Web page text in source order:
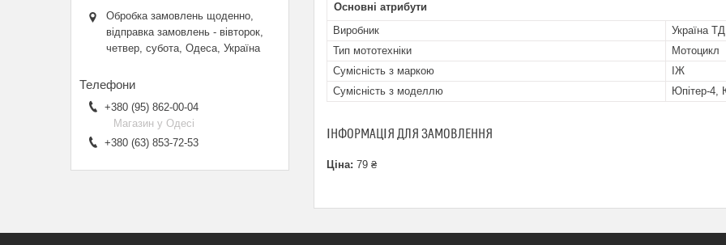
Основні атрибути
Виробник
Україна ТД
Тип мототехніки
Мотоцикл
Сумісність з маркою
ІЖ
Сумісність з моделлю
Юпітер-4,
ІНФОРМАЦІЯ ДЛЯ ЗАМОВЛЕННЯ
Ціна: 79 ₴
Обробка замовлень щоденно,
відправка замовлень - вівторок,
четвер, субота, Одеса, Україна
+380 (95) 862-00-04
Магазин у Одесі
+380 (63) 853-72-53